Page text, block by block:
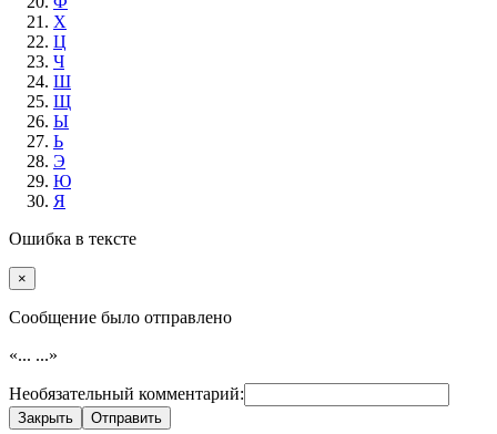
Х
Ц
Ч
Ш
Щ
Ы
Ь
Э
Ю
Я
Ошибка в тексте
×
Cообщение было отправлено
«... ...»
Необязательный комментарий:
Закрыть Отправить